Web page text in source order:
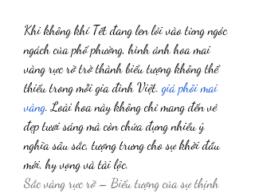
Khi không khí Tết đang len lỏi vào từng ngóc
ngách của phố phường, hình ảnh hoa mai
vàng rực rỡ trở thành biểu tượng không thể
thiếu trong mỗi gia đình Việt. giá phôi mai
vàng. Loài hoa này không chỉ mang đến vẻ
đẹp tươi sáng mà còn chứa đựng nhiều ý
nghĩa sâu sắc, tượng trưng cho sự khởi đầu
mới, hy vọng và tài lộc.
Sắc vàng rực rỡ – Biểu tượng của sự thịnh